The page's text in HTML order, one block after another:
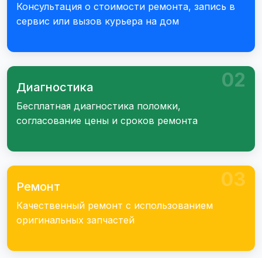
Консультация о стоимости ремонта, запись в
сервис или вызов курьера на дом
02
Диагностика
Бесплатная диагностика поломки,
согласование цены и сроков ремонта
03
Ремонт
Качественный ремонт с использованием
оригинальных запчастей